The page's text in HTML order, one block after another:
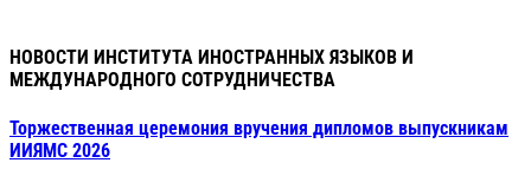
НОВОСТИ ИНСТИТУТА ИНОСТРАННЫХ ЯЗЫКОВ И
МЕЖДУНАРОДНОГО СОТРУДНИЧЕСТВА
Торжественная церемония вручения дипломов выпускникам
ИИЯМС 2026